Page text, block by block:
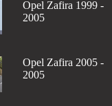
Opel Zafira 1999 -
2005
Opel Zafira 2005 -
2005